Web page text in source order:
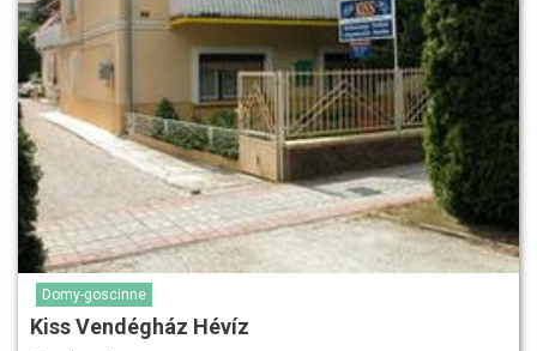
Domy-goscinne
Kiss Vendégház Hévíz